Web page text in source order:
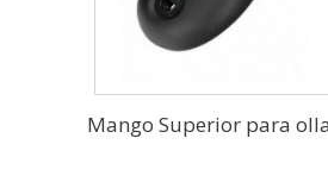
Mango Superior para